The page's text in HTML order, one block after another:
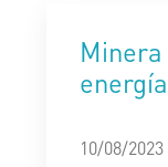
10/08/2023